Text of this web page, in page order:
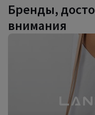
Бренды,
внимания